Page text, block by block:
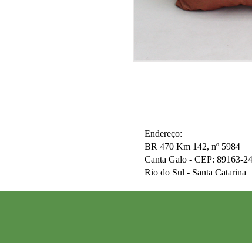
Endereço:
BR 470 Km 142, nº 5984
Canta Galo - CEP: 89163-
Rio do Sul - Santa Catarina